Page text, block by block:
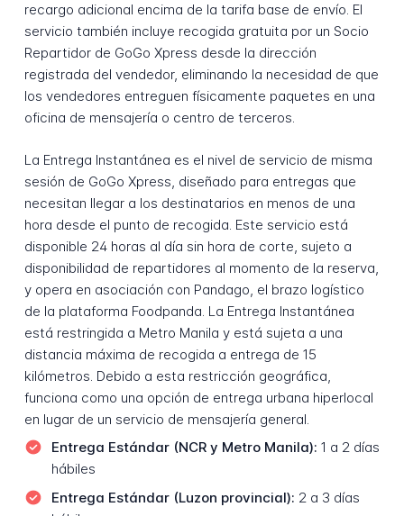
recargo adicional encima de la tarifa base de envío. El
servicio también incluye recogida gratuita por un Socio
Repartidor de GoGo Xpress desde la dirección
registrada del vendedor, eliminando la necesidad de que
los vendedores entreguen físicamente paquetes en una
oficina de mensajería o centro de terceros.
La Entrega Instantánea es el nivel de servicio de misma
sesión de GoGo Xpress, diseñado para entregas que
necesitan llegar a los destinatarios en menos de una
hora desde el punto de recogida. Este servicio está
disponible 24 horas al día sin hora de corte, sujeto a
disponibilidad de repartidores al momento de la reserva,
y opera en asociación con Pandago, el brazo logístico
de la plataforma Foodpanda. La Entrega Instantánea
está restringida a Metro Manila y está sujeta a una
distancia máxima de recogida a entrega de 15
kilómetros. Debido a esta restricción geográfica,
funciona como una opción de entrega urbana hiperlocal
en lugar de un servicio de mensajería general.
Entrega Estándar (NCR y Metro Manila): 1 a 2 días
hábiles
Entrega Estándar (Luzon provincial): 2 a 3 días